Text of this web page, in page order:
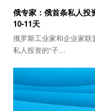
俄专家：俄首条私人投
10-11天
俄罗斯工业家和企业家
私人投资的“子…